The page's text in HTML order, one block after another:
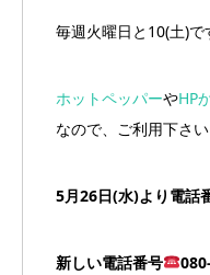
毎週火曜日と10(土)で
ホットペッパーやHP
なので、ご利用下さい
5月26日(水)より電話
新しい電話番号